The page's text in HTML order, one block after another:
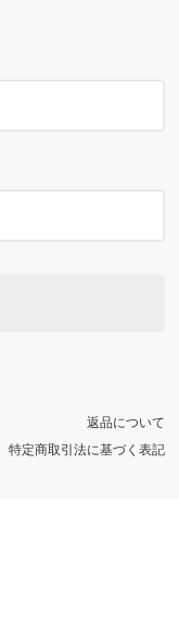
返品について
特定商取引法に基づく表記